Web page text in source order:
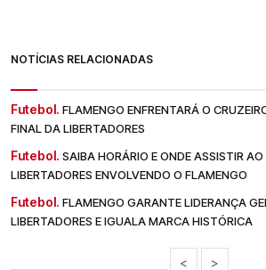
NOTÍCIAS RELACIONADAS
Futebol. FLAMENGO ENFRENTARÁ O
FINAL DA LIBERTADORES
Futebol. SAIBA HORÁRIO E ONDE ASSISTIR
LIBERTADORES ENVOLVENDO O FLAMENGO
Futebol. FLAMENGO GARANTE LIDERANÇA
LIBERTADORES E IGUALA MARCA HISTÓRICA
< >